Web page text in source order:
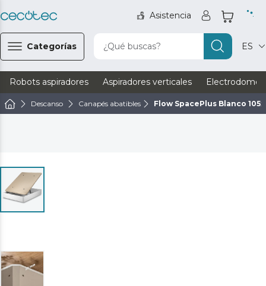
Asistencia
Categorías ¿Qué buscas? ES
Robots aspiradores Aspiradores verticales
Descanso Canapés abatibles Flow SpacePlus Blanco